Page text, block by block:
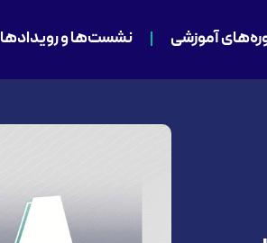
آموزشی نشست‌ها و رویدادها